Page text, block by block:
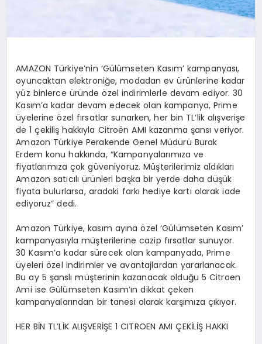
AMAZON Türkiye’nin ‘Gülümseten Kasım’ kampanyası,
oyuncaktan elektroniğe, modadan ev ürünlerine kadar
yüz binlerce üründe özel indirimlerle devam ediyor. 30
Kasım’a kadar devam edecek olan kampanya, Prime
üyelerine özel fırsatlar sunarken, her bin TL’lik alışverişe
de 1 çekiliş hakkıyla Citroën AMI kazanma şansı veriyor.
Amazon Türkiye Perakende Genel Müdürü Burak
Erdem konu hakkında, “Kampanyalarımıza ve
fiyatlarımıza çok güveniyoruz. Müşterilerimiz aldıkları
Amazon satıcılı ürünleri başka bir yerde daha düşük
fiyata bulurlarsa, aradaki farkı hediye kartı olarak iade
ediyoruz” dedi.
Amazon Türkiye, kasım ayına özel ‘Gülümseten Kasım’
kampanyasıyla müşterilerine cazip fırsatlar sunuyor.
30 Kasım’a kadar sürecek olan kampanyada, Prime
üyeleri özel indirimler ve avantajlardan yararlanacak.
Bu ay 5 şanslı müşterinin kazanacak olduğu 5 Citroen
Ami ise Gülümseten Kasım’ın dikkat çeken
kampanyalarından bir tanesi olarak karşımıza çıkıyor.
HER BİN TL’LİK ALIŞVERİŞE 1 CITROEN AMI ÇEKİLİŞ HAKKI